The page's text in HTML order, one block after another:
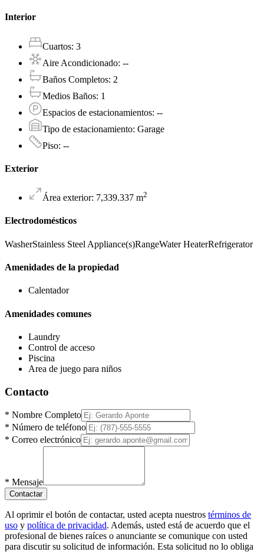
Interior
Cuartos: 3
Aire Acondicionado: --
Baños Completos: 2
Medios Baños: 1
Espacios de estacionamientos: --
Tipo de estacionamiento: Garage
Piso: --
Exterior
Área exterior: 7,339.337 m2
Electrodomésticos
WasherStainless Steel Appliance(s)RangeWater HeaterRefrigerator
Amenidades de la propiedad
Calentador
Amenidades comunes
Laundry
Control de acceso
Piscina
Area de juego para niños
Contacto
* Nombre Completo
* Número de teléfono
* Correo electrónico
* Mensaje
Contactar
Al oprimir el botón de contactar, usted acepta nuestros términos de
uso y política de privacidad. Además, usted está de acuerdo que el
profesional de bienes raíces o anunciante se comunique con usted
para discutir su solicitud de información. Esta solicitud no lo obliga